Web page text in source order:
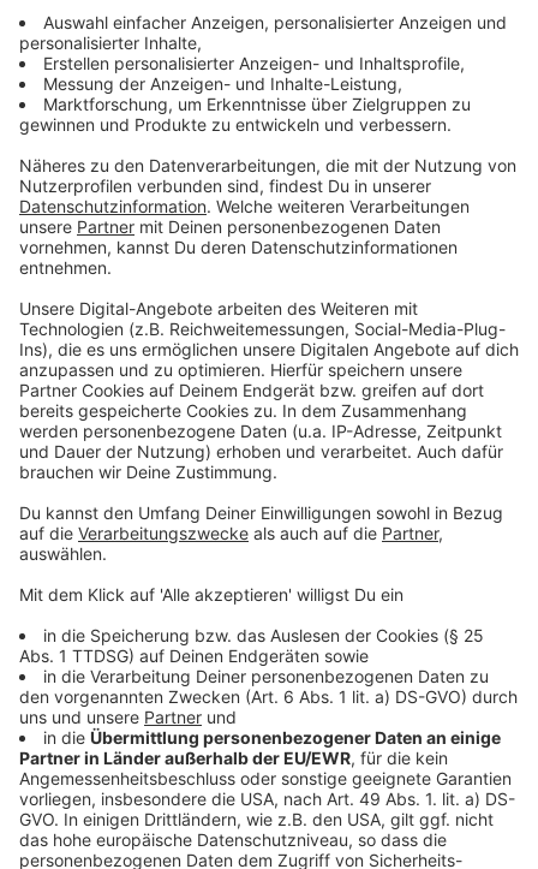
Wir verwenden einen Service eines
Drittanbieters, um Videoinhalte
einzubetten. Dieser Service kann
Daten zu Ihren Aktivitäten
sammeln. Bitte lesen Sie die
Details durch und stimmen Sie der
Nutzung des Service zu, um dieses
Video anzusehen.
Akzeptieren
powered byUsercentrics Consent
Management Platform
Ein Hund auf Abenteuerreise. Und du führt ihn auch zu
ihm selbst.
Anzeige
©Copyright Twentieth Century Fox
Bei Perrault lernt Buck einiges.
©Copyright Twentieth Century Fox
Buck wird nach und nach ein richtig guter
Schlittenhund.
Anzeige